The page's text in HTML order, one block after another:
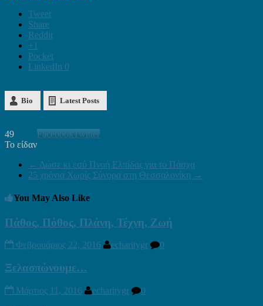
Tweet
Share
Reddit
+1
Pocket
LinkedIn 0
Bio Latest Posts
49
Το είδαν
FacebookTwitter
← Δώσε κι εσύ Πνοή Ελπίδας για το Πάσχα
25 χρόνια Χωρίς Σύνορα στη Θεσσαλονίκη →
You May Also Like
Πάθος, Πόθος, Πλάνη, Τέχνη, Ζωή
Φεβρουάριος 22, 2016 echaritygr 0
Ξελασπώνουμε…
Μάρτιος 11, 2016 echaritygr 0